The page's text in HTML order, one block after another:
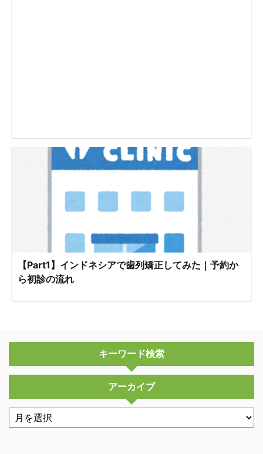
【Part1】インドネシアで歯列矯正してみた｜予約か
ら初診の流れ
キーワード検索
アーカイブ